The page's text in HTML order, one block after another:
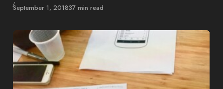
Published
September 1, 201837 min read